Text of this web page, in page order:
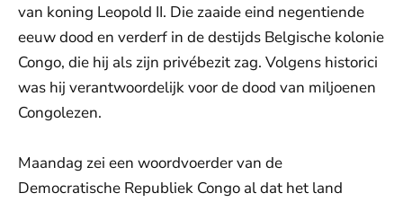
van koning Leopold II. Die zaaide eind negentiende
eeuw dood en verderf in de destijds Belgische kolonie
Congo, die hij als zijn privébezit zag. Volgens historici
was hij verantwoordelijk voor de dood van miljoenen
Congolezen.
Maandag zei een woordvoerder van de
Democratische Republiek Congo al dat het land